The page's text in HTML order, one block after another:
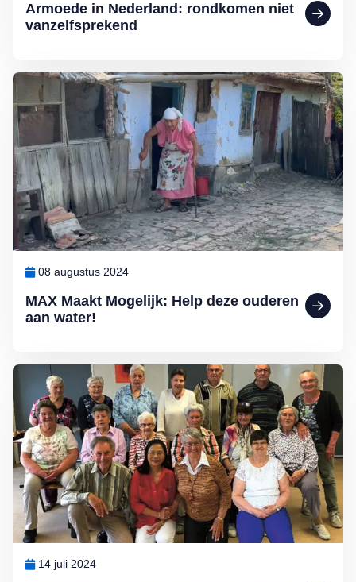
Armoede in Nederland: rondkomen niet
vanzelfsprekend
MAX Maakt Mogelijk: Help deze ouderen
aan water!
08 augustus 2024
Lees meer over MAX Maakt Mogelijk: Help deze ouderen aan
14 juli 2024
Lees meer over MAX Maakt Mogelijk: Sjoelen is gezellig en